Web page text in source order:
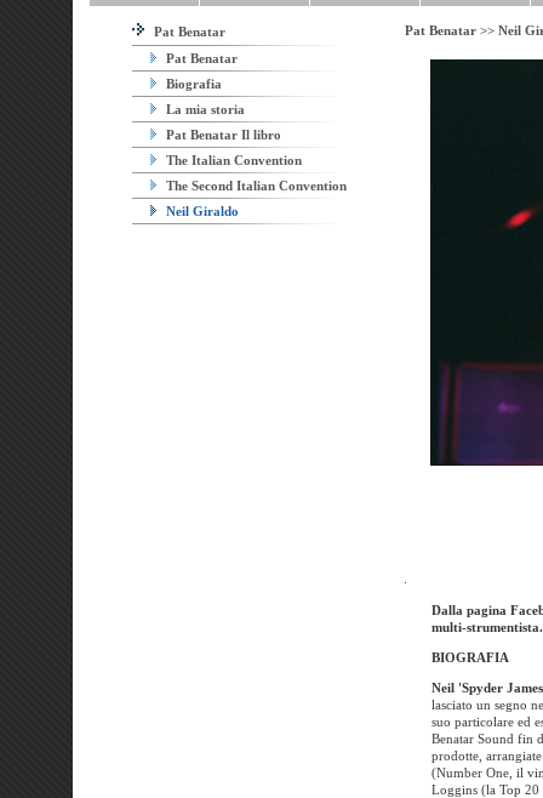
Pat Benatar
Pat Benatar
Biografia
La mia storia
Pat Benatar Il libro
The Italian Convention
The Second Italian Convention
Neil Giraldo
Pat Benatar >> Neil
Dalla pagina
multi-strumentista.
BIOGRAFIA
Neil 'Spyder
lasciato un segno
suo particolare ed
Benatar Sound fin
prodotte,
(Number One, il
Loggins (la Top 20